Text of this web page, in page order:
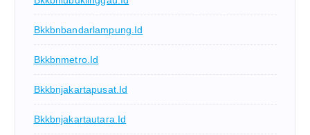
Bkkbnbandarlampung.id
Bkkbnmetro.id
Bkkbnjakartapusat.id
Bkkbnjakartautara.id